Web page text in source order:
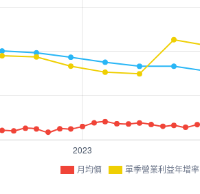
月均價 單季營業利益年增率